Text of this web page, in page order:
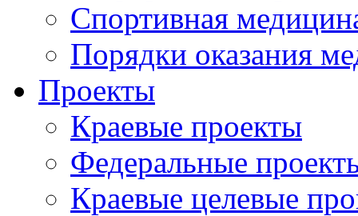
Спортивная
Порядки оказания
Проекты
Краевые проекты
Федеральные
Краевые целевые